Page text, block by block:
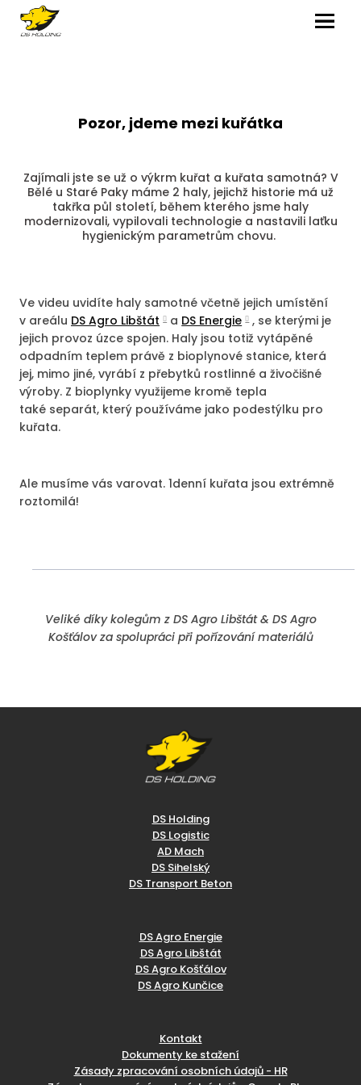
MENU
Pozor, jdeme mezi kuřátka
Zajímali jste se už o výkrm kuřat a kuřata samotná? V
Bělé u Staré Paky máme 2 haly, jejichž historie má už
takřka půl století, během kterého jsme haly
modernizovali, vypilovali technologie a nastavili laťku
hygienickým parametrům chovu.
Ve videu uvidíte haly samotné včetně jejich umístění
v areálu DS Agro Libštát a DS Energie , se kterými je
jejich provoz úzce spojen. Haly jsou totiž vytápěné
odpadním teplem právě z bioplynové stanice, která
jej, mimo jiné, vyrábí z přebytků rostlinné a živočišné
výroby. Z bioplynky využijeme kromě tepla
také separát, který používáme jako podestýlku pro
kuřata.
Ale musíme vás varovat. 1denní kuřata jsou extrémně
roztomilá!
Veliké díky kolegům z DS Agro Libštát & DS Agro
Košťálov za spolupráci při pořízování materiálů
DS Holding
DS Logistic
AD Mach
DS Sihelský
DS Transport Beton
DS Agro Energie
DS Agro Libštát
DS Agro Košťálov
DS Agro Kunčice
Kontakt
Dokumenty ke stažení
Zásady zpracování osobních údajů - HR